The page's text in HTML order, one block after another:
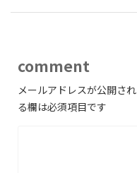
comment
メールアドレスが公開さ
る欄は必須項目です